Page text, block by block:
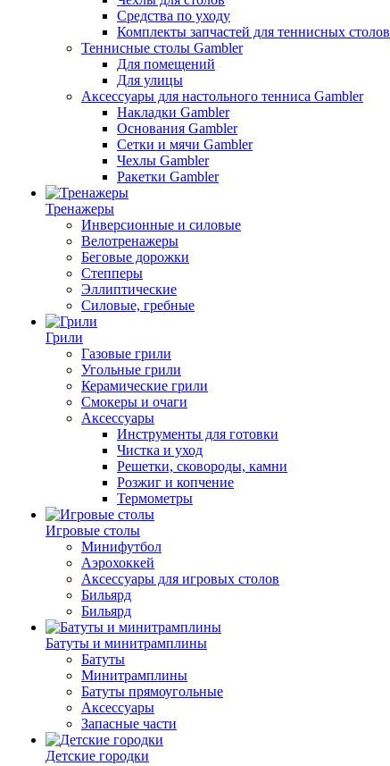
Средства по уходу
Комплекты запчастей для теннисных столов
Теннисные столы Gambler
Для помещений
Для улицы
Аксессуары для настольного тенниса Gambler
Накладки Gambler
Основания Gambler
Сетки и мячи Gambler
Чехлы Gambler
Ракетки Gambler
Тренажеры
Инверсионные и силовые
Велотренажеры
Беговые дорожки
Степперы
Эллиптические
Силовые, гребные
Грили
Газовые грили
Угольные грили
Керамические грили
Смокеры и очаги
Аксессуары
Инструменты для готовки
Чистка и уход
Решетки, сковороды, камни
Розжиг и копчение
Термометры
Игровые столы
Минифутбол
Аэрохоккей
Аксессуары для игровых столов
Бильяpд
Бильяpд
Батуты и минитрамплины
Батуты
Минитрамплины
Батуты прямоугольные
Аксессуары
Запасные части
Детские городки